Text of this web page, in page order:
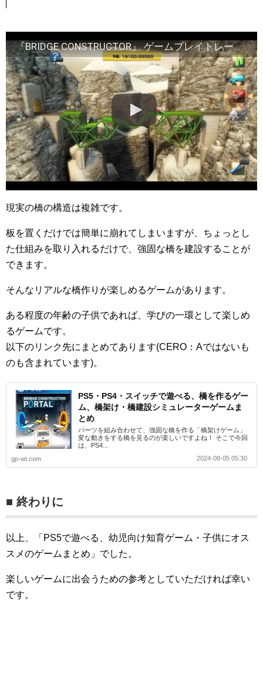
『BRIDGE CONSTRUCTOR』 ゲームプレイトレーラー
現実の橋の構造は複雑です。
板を置くだけでは簡単に崩れてしまいますが、ちょっとし
た仕組みを取り入れるだけで、強固な橋を建設することが
できます。
そんなリアルな橋作りが楽しめるゲームがあります。
ある程度の年齢の子供であれば、学びの一環として楽しめ
るゲームです。
以下のリンク先にまとめてあります(CERO：Aではないも
のも含まれています)。
PS5・PS4・スイッチで遊べる、橋を作るゲー
ム、橋架け・橋建設シミュレーターゲームま
とめ
パーツを組み合わせて、強固な橋を作る「橋架けゲーム」
変な動きをする橋を見るのが楽しいですよね！ そこで今回
は、PS4...
gp-wt.com
2024-08-05 05:30
■ 終わりに
以上、「PS5で遊べる、幼児向け知育ゲーム・子供にオス
スメのゲームまとめ」でした。
楽しいゲームに出会うための参考としていただければ幸い
です。